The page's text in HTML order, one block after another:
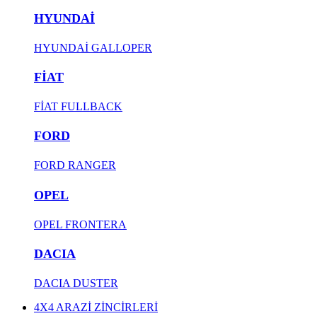
HYUNDAİ
HYUNDAİ GALLOPER
FİAT
FİAT FULLBACK
FORD
FORD RANGER
OPEL
OPEL FRONTERA
DACIA
DACIA DUSTER
4X4 ARAZİ ZİNCİRLERİ